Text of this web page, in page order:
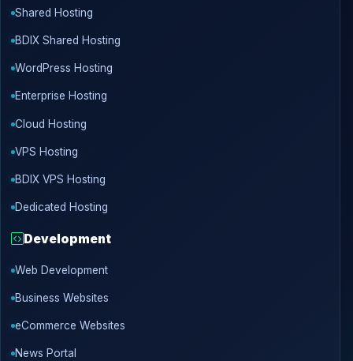
Shared Hosting
BDIX Shared Hosting
WordPress Hosting
Enterprise Hosting
Cloud Hosting
VPS Hosting
BDIX VPS Hosting
Dedicated Hosting
Development
Web Development
Business Websites
eCommerce Websites
News Portal